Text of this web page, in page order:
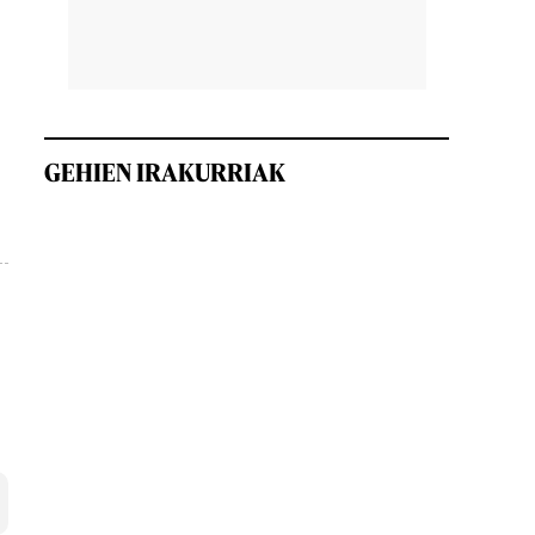
GEHIEN IRAKURRIAK